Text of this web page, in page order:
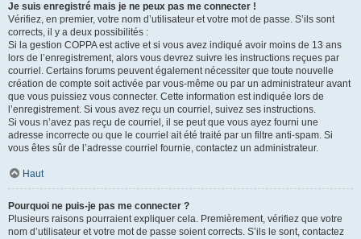
Je suis enregistré mais je ne peux pas me connecter !
Vérifiez, en premier, votre nom d’utilisateur et votre mot de passe. S’ils sont
corrects, il y a deux possibilités :
Si la gestion COPPA est active et si vous avez indiqué avoir moins de 13 ans
lors de l’enregistrement, alors vous devrez suivre les instructions reçues par
courriel. Certains forums peuvent également nécessiter que toute nouvelle
création de compte soit activée par vous-même ou par un administrateur avant
que vous puissiez vous connecter. Cette information est indiquée lors de
l’enregistrement. Si vous avez reçu un courriel, suivez ses instructions.
Si vous n’avez pas reçu de courriel, il se peut que vous ayez fourni une
adresse incorrecte ou que le courriel ait été traité par un filtre anti-spam. Si
vous êtes sûr de l’adresse courriel fournie, contactez un administrateur.
Haut
Pourquoi ne puis-je pas me connecter ?
Plusieurs raisons pourraient expliquer cela. Premièrement, vérifiez que votre
nom d’utilisateur et votre mot de passe soient corrects. S’ils le sont, contactez